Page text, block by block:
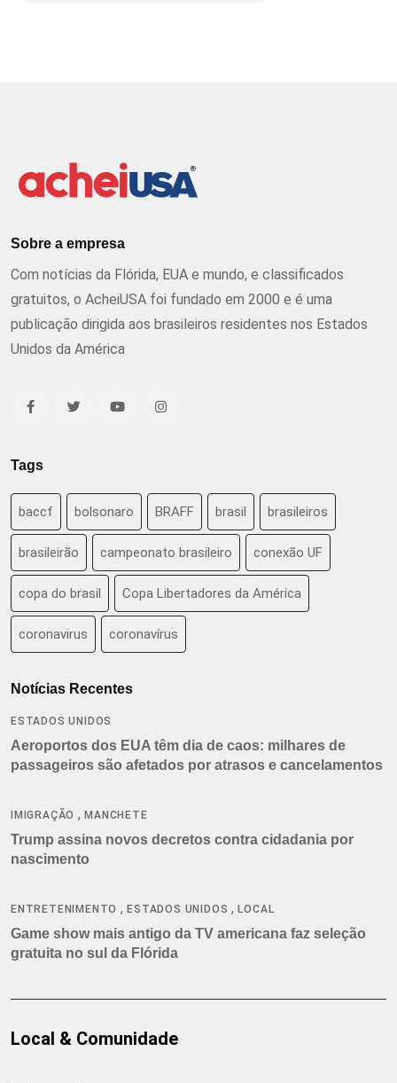
Sobre a empresa
Com notícias da Flórida, EUA e mundo, e classificados
gratuitos, o AcheiUSA foi fundado em 2000 e é uma
publicação dirigida aos brasileiros residentes nos Estados
Unidos da América
Tags
baccf bolsonaro BRAFF brasil brasileiros
brasileirão campeonato brasileiro conexão UF
copa do brasil Copa Libertadores da América
coronavirus coronavírus
Notícias Recentes
ESTADOS UNIDOS
Aeroportos dos EUA têm dia de caos: milhares de
passageiros são afetados por atrasos e cancelamentos
IMIGRAÇÃO ,MANCHETE
Trump assina novos decretos contra cidadania por
nascimento
ENTRETENIMENTO ,ESTADOS UNIDOS ,LOCAL
Game show mais antigo da TV americana faz seleção
gratuita no sul da Flórida
Local & Comunidade